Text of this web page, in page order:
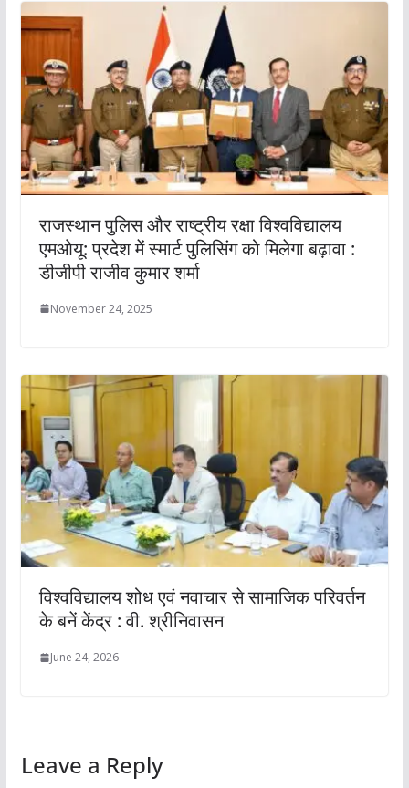
राजस्थान पुलिस और राष्ट्रीय रक्षा विश्वविद्यालय
एमओयू: प्रदेश में स्मार्ट पुलिसिंग को मिलेगा बढ़ावा :
डीजीपी राजीव कुमार शर्मा
November 24, 2025
विश्वविद्यालय शोध एवं नवाचार से सामाजिक परिवर्तन
के बनें केंद्र : वी. श्रीनिवासन
June 24, 2026
Leave a Reply